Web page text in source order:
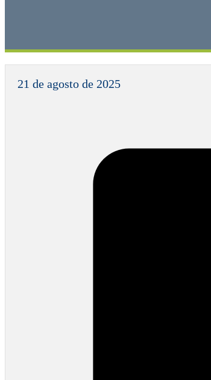
21 de agosto de 2025